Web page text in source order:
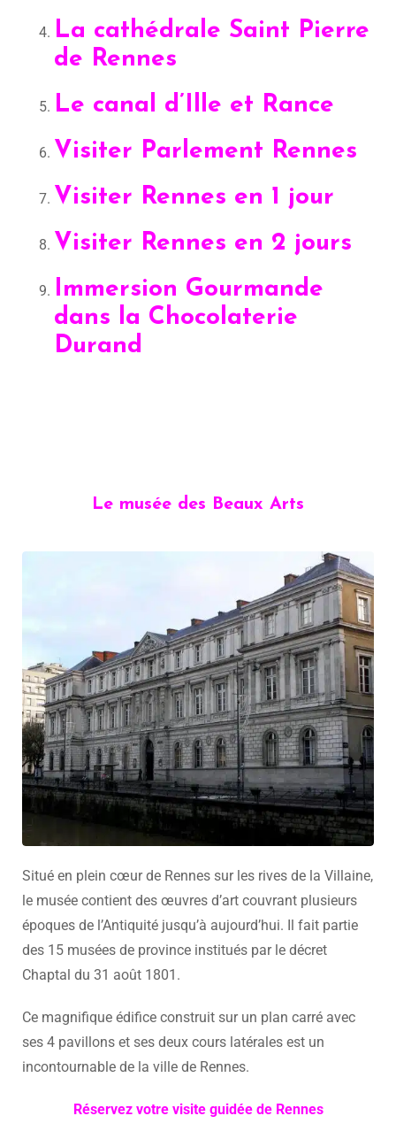
La cathédrale Saint Pierre
de Rennes
Le canal d’Ille et Rance
Visiter Parlement Rennes
Visiter Rennes en 1 jour
Visiter Rennes en 2 jours
Immersion Gourmande
dans la Chocolaterie
Durand
Le musée des Beaux Arts
Situé en plein cœur de Rennes sur les rives de la Villaine,
le musée contient des œuvres d’art couvrant plusieurs
époques de l’Antiquité jusqu’à aujourd’hui. Il fait partie
des 15 musées de province institués par le décret
Chaptal du 31 août 1801.
Ce magnifique édifice construit sur un plan carré avec
ses 4 pavillons et ses deux cours latérales est un
incontournable de la ville de Rennes.
Réservez votre visite guidée de Rennes